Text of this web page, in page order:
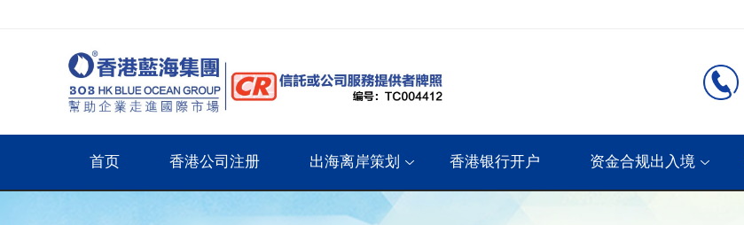
首页 香港公司注册 出海离岸策划 香港银行开户 资金合规出入境